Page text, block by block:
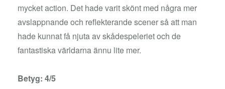
mycket action. Det hade varit skönt med några mer
avslappnande och reflekterande scener så att man
hade kunnat få njuta av skådespeleriet och de
fantastiska världarna ännu lite mer.
Betyg: 4/5